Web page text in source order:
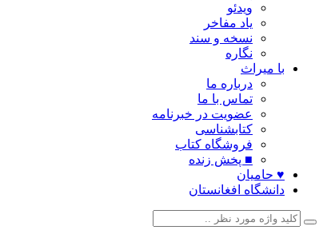
ویدئو
یاد مفاخر
نسخه و سند
نگاره
با میراث
درباره ما
تماس با ما
عضویت در خبرنامه
کتابشناسی
فروشگاه کتاب
■ پخش زنده
♥ حامیان
دانشگاه افغانستان